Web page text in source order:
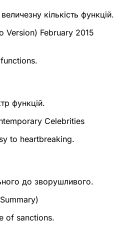
кількість функцій.
Version) February 2015
функцій.
Celebrities
to heartbreaking.
до зворушливого.
of sanctions.